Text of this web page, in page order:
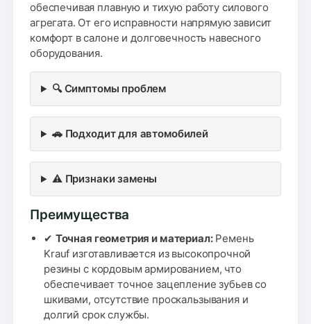
обеспечивая плавную и тихую работу силового
агрегата. От его исправности напрямую зависит
комфорт в салоне и долговечность навесного
оборудования.
🔍 Симптомы проблем
🚗 Подходит для автомобилей
⚠️ Признаки замены
Преимущества
✔ Точная геометрия и материал:Ремень
Krauf изготавливается из высокопрочной
резины с кордовым армированием, что
обеспечивает точное зацепление зубьев со
шкивами, отсутствие проскальзывания и
долгий срок службы.